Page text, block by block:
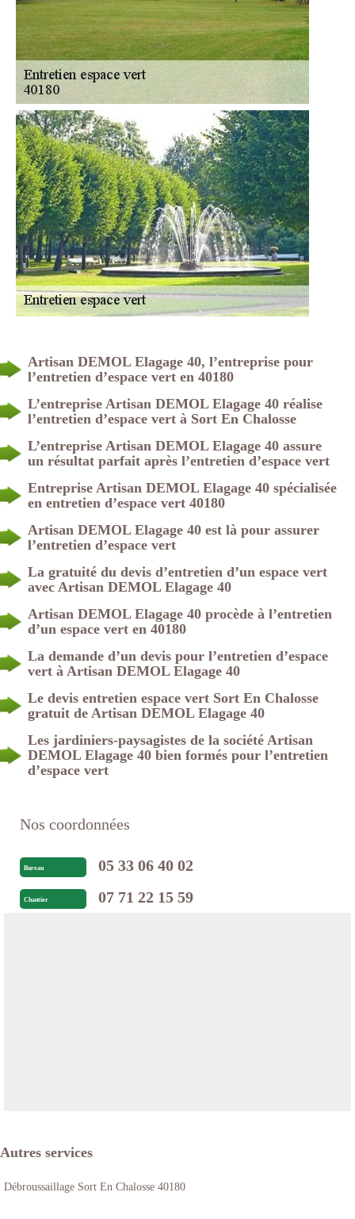
Artisan DEMOL Elagage 40, l’entreprise pour
l’entretien d’espace vert en 40180
L’entreprise Artisan DEMOL Elagage 40 réalise
l’entretien d’espace vert à Sort En Chalosse
L’entreprise Artisan DEMOL Elagage 40 assure
un résultat parfait après l’entretien d’espace vert
Entreprise Artisan DEMOL Elagage 40 spécialisée
en entretien d’espace vert 40180
Artisan DEMOL Elagage 40 est là pour assurer
l’entretien d’espace vert
La gratuité du devis d’entretien d’un espace vert
avec Artisan DEMOL Elagage 40
Artisan DEMOL Elagage 40 procède à l’entretien
d’un espace vert en 40180
La demande d’un devis pour l’entretien d’espace
vert à Artisan DEMOL Elagage 40
Le devis entretien espace vert Sort En Chalosse
gratuit de Artisan DEMOL Elagage 40
Les jardiniers-paysagistes de la société Artisan
DEMOL Elagage 40 bien formés pour l’entretien
d’espace vert
Nos coordonnées
Bureau 05 33 06 40 02
Chantier 07 71 22 15 59
Autres services
Débroussaillage Sort En Chalosse 40180